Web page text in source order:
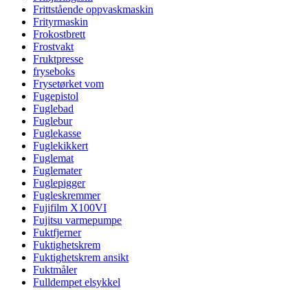
Frittstående oppvaskmaskin
Frityrmaskin
Frokostbrett
Frostvakt
Fruktpresse
fryseboks
Frysetørket vom
Fugepistol
Fuglebad
Fuglebur
Fuglekasse
Fuglekikkert
Fuglemat
Fuglemater
Fuglepigger
Fugleskremmer
Fujifilm X100VI
Fujitsu varmepumpe
Fuktfjerner
Fuktighetskrem
Fuktighetskrem ansikt
Fuktmåler
Fulldempet elsykkel